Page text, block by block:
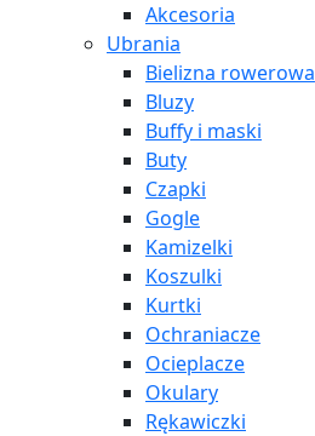
Akcesoria
Ubrania
Bielizna rowerowa
Bluzy
Buffy i maski
Buty
Czapki
Gogle
Kamizelki
Koszulki
Kurtki
Ochraniacze
Ocieplacze
Okulary
Rękawiczki